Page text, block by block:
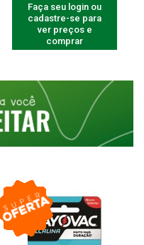
Faça seu login ou
cadastre-se para
ver preços e
comprar